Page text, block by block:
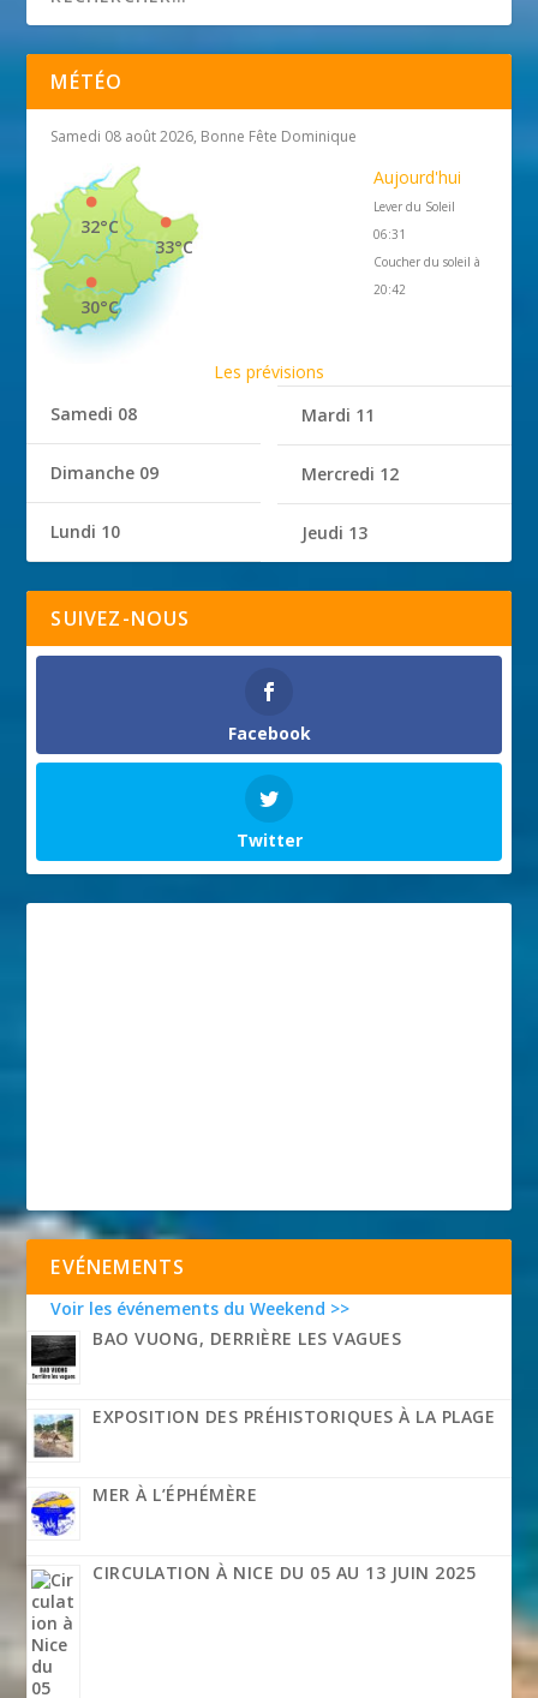
MÉTÉO
Samedi 08 août 2026, Bonne Fête Dominique
33°C
32°C
30°C
Aujourd'hui
Lever du Soleil
06:31
Coucher du soleil à
20:42
Les prévisions
Samedi 08
Dimanche 09
Lundi 10
Mardi 11
Mercredi 12
Jeudi 13
SUIVEZ-NOUS
Facebook
Twitter
EVÉNEMENTS
Voir les événements du Weekend >>
BAO VUONG, DERRIÈRE LES VAGUES
EXPOSITION DES PRÉHISTORIQUES À LA PLAGE
MER À L’ÉPHÉMÈRE
CIRCULATION À NICE DU 05 AU 13 JUIN 2025